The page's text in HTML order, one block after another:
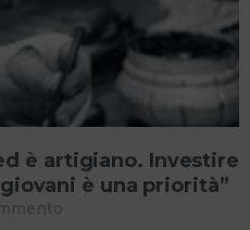
è artigiano. Investire
è una priorità”